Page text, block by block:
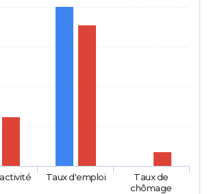
Taux d'emploi
Taux de
chômage